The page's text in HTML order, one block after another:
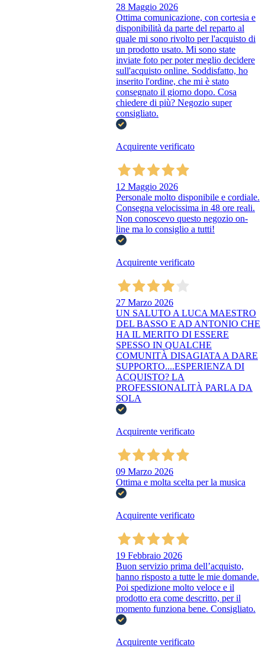
28 Maggio 2026
Ottima comunicazione, con cortesia e
disponibilità da parte del reparto al
quale mi sono rivolto per l'acquisto di
un prodotto usato. Mi sono state
inviate foto per poter meglio decidere
sull'acquisto online. Soddisfatto, ho
inserito l'ordine, che mi è stato
consegnato il giorno dopo. Cosa
chiedere di più? Negozio super
consigliato.
Acquirente verificato
12 Maggio 2026
Personale molto disponibile e cordiale.
Consegna velocissima in 48 ore reali.
Non conoscevo questo negozio on-
line ma lo consiglio a tutti!
Acquirente verificato
27 Marzo 2026
UN SALUTO A LUCA MAESTRO
DEL BASSO E AD ANTONIO CHE
HA IL MERITO DI ESSERE
SPESSO IN QUALCHE
COMUNITÀ DISAGIATA A DARE
SUPPORTO....ESPERIENZA DI
ACQUISTO? LA
PROFESSIONALITÀ PARLA DA
SOLA
Acquirente verificato
09 Marzo 2026
Ottima e molta scelta per la musica
Acquirente verificato
19 Febbraio 2026
Buon servizio prima dell’acquisto,
hanno risposto a tutte le mie domande.
Poi spedizione molto veloce e il
prodotto era come descritto, per il
momento funziona bene. Consigliato.
Acquirente verificato